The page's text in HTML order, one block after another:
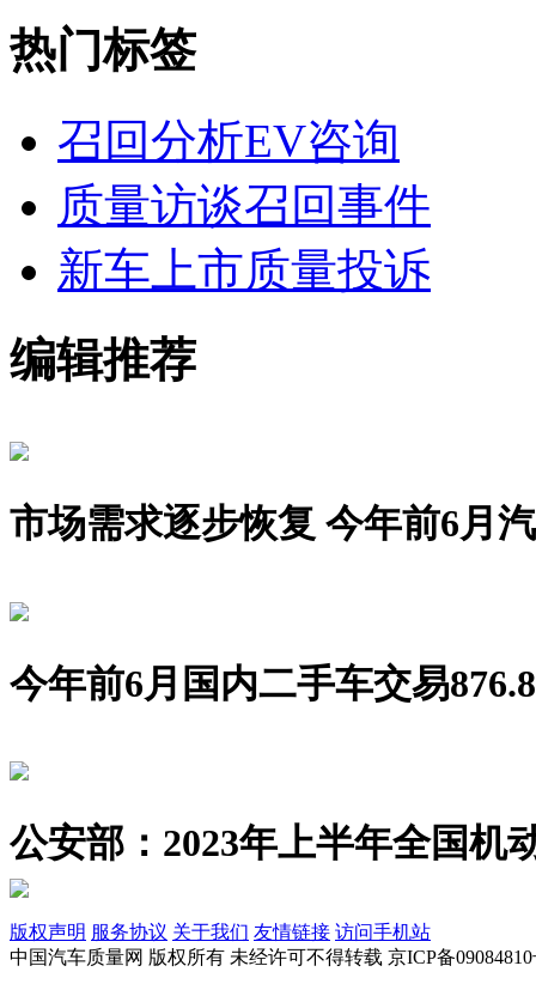
热门标签
召回分析EV咨询
质量访谈召回事件
新车上市质量投诉
编辑推荐
市场需求逐步恢复 今年前6月
今年前6月国内二手车交易
公安部：2023年上半年全国机
版权声明 服务协议 关于我们 友情链接 访问手机站
中国汽车质量网 版权所有 未经许可不得转载 京ICP备09084810